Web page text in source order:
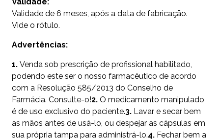
Validade de 6 meses, após a data de fabricação.
Vide o rótulo.
Advertências:
1. Venda sob prescrição de profissional habilitado,
podendo este ser o nosso farmacêutico de acordo
com a Resolução 585/2013 do Conselho de
Farmácia. Consulte-o!2. O medicamento manipulado
é de uso exclusivo do paciente.3. Lavar e secar bem
as mãos antes de usá-lo, ou despejar as cápsulas em
sua própria tampa para administrá-lo.4. Fechar bem a